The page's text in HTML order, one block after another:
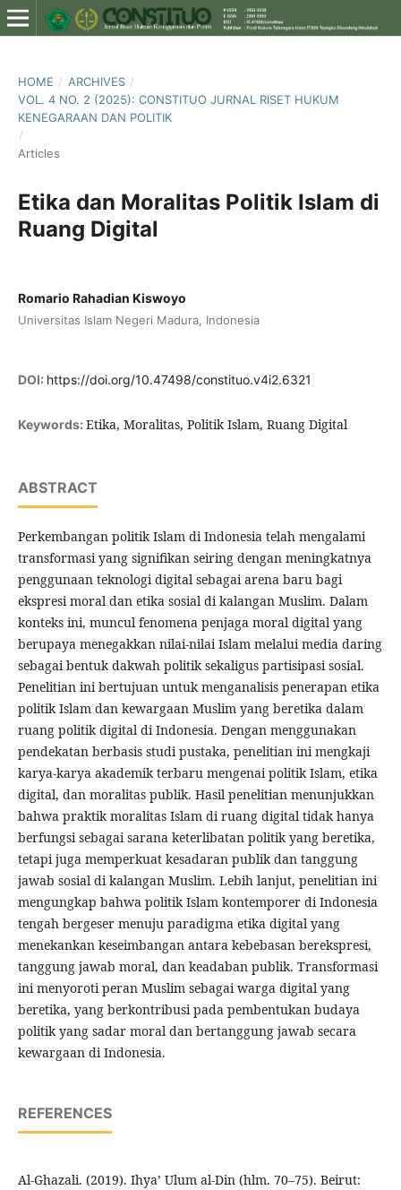
HOME / ARCHIVES /
VOL. 4 NO. 2 (2025): CONSTITUO JURNAL RISET HUKUM
KENEGARAAN DAN POLITIK
/
Articles
Etika dan Moralitas Politik Islam di
Ruang Digital
Romario Rahadian Kiswoyo
Universitas Islam Negeri Madura, Indonesia
DOI: https://doi.org/10.47498/constituo.v4i2.6321
Keywords: Etika, Moralitas, Politik Islam, Ruang Digital
ABSTRACT
Perkembangan politik Islam di Indonesia telah mengalami
transformasi yang signifikan seiring dengan meningkatnya
penggunaan teknologi digital sebagai arena baru bagi
ekspresi moral dan etika sosial di kalangan Muslim. Dalam
konteks ini, muncul fenomena penjaga moral digital yang
berupaya menegakkan nilai-nilai Islam melalui media daring
sebagai bentuk dakwah politik sekaligus partisipasi sosial.
Penelitian ini bertujuan untuk menganalisis penerapan etika
politik Islam dan kewargaan Muslim yang beretika dalam
ruang politik digital di Indonesia. Dengan menggunakan
pendekatan berbasis studi pustaka, penelitian ini mengkaji
karya-karya akademik terbaru mengenai politik Islam, etika
digital, dan moralitas publik. Hasil penelitian menunjukkan
bahwa praktik moralitas Islam di ruang digital tidak hanya
berfungsi sebagai sarana keterlibatan politik yang beretika,
tetapi juga memperkuat kesadaran publik dan tanggung
jawab sosial di kalangan Muslim. Lebih lanjut, penelitian ini
mengungkap bahwa politik Islam kontemporer di Indonesia
tengah bergeser menuju paradigma etika digital yang
menekankan keseimbangan antara kebebasan berekspresi,
tanggung jawab moral, dan keadaban publik. Transformasi
ini menyoroti peran Muslim sebagai warga digital yang
beretika, yang berkontribusi pada pembentukan budaya
politik yang sadar moral dan bertanggung jawab secara
kewargaan di Indonesia.
REFERENCES
Al-Ghazali. (2019). Ihya’ Ulum al-Din (hlm. 70–75). Beirut: